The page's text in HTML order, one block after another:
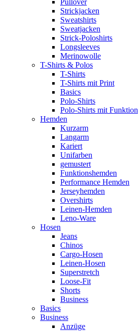
Pullover
Strickjacken
Sweatshirts
Sweatjacken
Strick-Poloshirts
Longsleeves
Merinowolle
T-Shirts & Polos
T-Shirts
T-Shirts mit Print
Basics
Polo-Shirts
Polo-Shirts mit Funktion
Hemden
Kurzarm
Langarm
Kariert
Unifarben
gemustert
Funktionshemden
Performance Hemden
Jerseyhemden
Overshirts
Leinen-Hemden
Leno-Ware
Hosen
Jeans
Chinos
Cargo-Hosen
Leinen-Hosen
Superstretch
Loose-Fit
Shorts
Business
Basics
Business
Anzüge